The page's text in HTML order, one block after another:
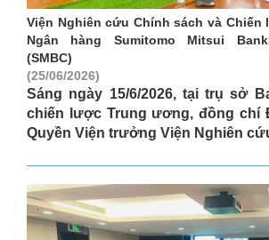
Viện Nghiên cứu Chính sách và Chiến
Ngân hàng Sumitomo Mitsui
(SMBC)
(25/06/2026)
Sáng ngày 15/6/2026, tại trụ sở
chiến lược Trung ương, đồng chí
Quyền Viện trưởng Viện Nghiên